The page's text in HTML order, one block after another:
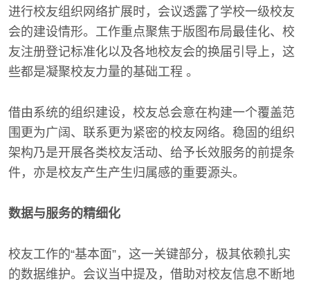
进行校友组织网络扩展时，会议透露了学校一级校友
会的建设情形。工作重点聚焦于版图布局最佳化、校
友注册登记标准化以及各地校友会的换届引导上，这
些都是凝聚校友力量的基础工程 。
借由系统的组织建设，校友总会意在构建一个覆盖范
围更为广阔、联系更为紧密的校友网络。稳固的组织
架构乃是开展各类校友活动、给予长效服务的前提条
件，亦是校友产生产生归属感的重要源头。
数据与服务的精细化
校友工作的“基本面”，这一关键部分，极其依赖扎实
的数据维护。会议当中提及，借助对校友信息不断地